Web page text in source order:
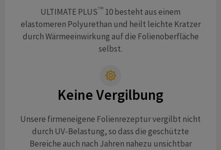
ULTIMATE PLUSTM 10 besteht aus einem
elastomeren Polyurethan und heilt leichte Kratzer
durch Wärmeeinwirkung auf die Folienoberfläche
selbst.
Keine Vergilbung
Unsere firmeneigene Folienrezeptur vergilbt nicht
durch UV-Belastung, so dass die geschützte
Bereiche auch nach Jahren nahezu unsichtbar